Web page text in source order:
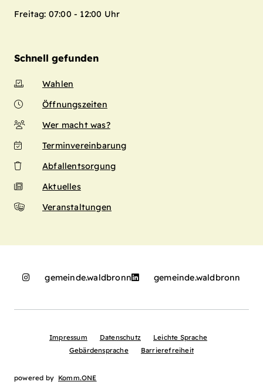
Freitag: 07:00 - 12:00 Uhr
Schnell gefunden
Wahlen
Öffnungszeiten
Wer macht was?
Terminvereinbarung
Abfallentsorgung
Aktuelles
Veranstaltungen
gemeinde.waldbronn gemeinde.waldbronn
Impressum Datenschutz
Leichte Sprache
Gebärdensprache
Barrierefreiheit
powered by Komm.ONE